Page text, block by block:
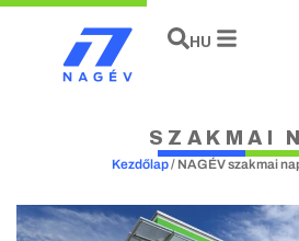
HU
DE
SZAKMAI
Kezdőlap/ NAGÉV szakmai